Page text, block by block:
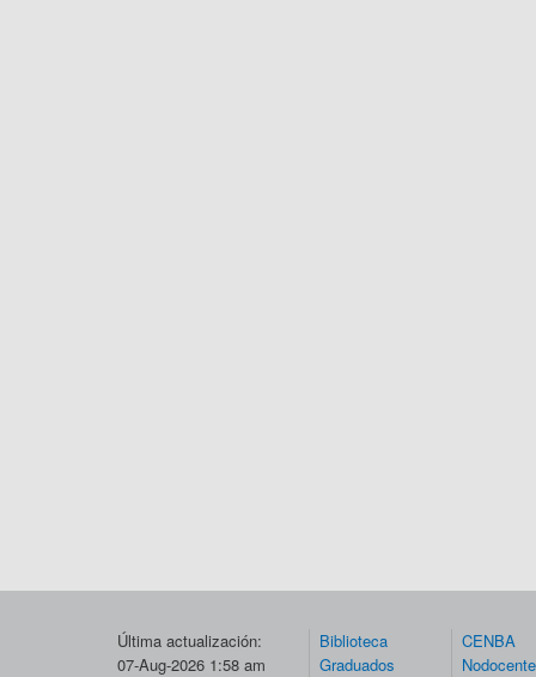
Última actualización:
07-Aug-2026 1:58 am
Biblioteca
Graduados
CENBA